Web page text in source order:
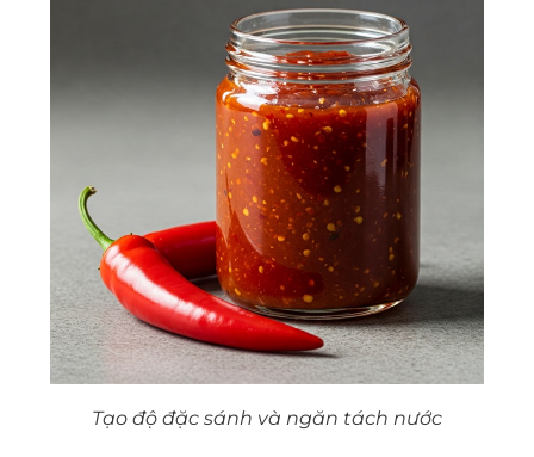
Tạo độ đặc sánh và ngăn tách nước